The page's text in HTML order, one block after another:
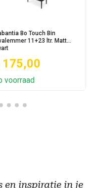
Bo Touch Bin
11+23 ltr. Matt
175,00
voorraad
en inspiratie in je